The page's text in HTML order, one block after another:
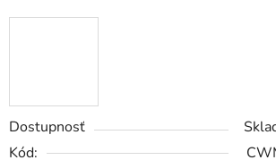
Dostupnosť
Kód: